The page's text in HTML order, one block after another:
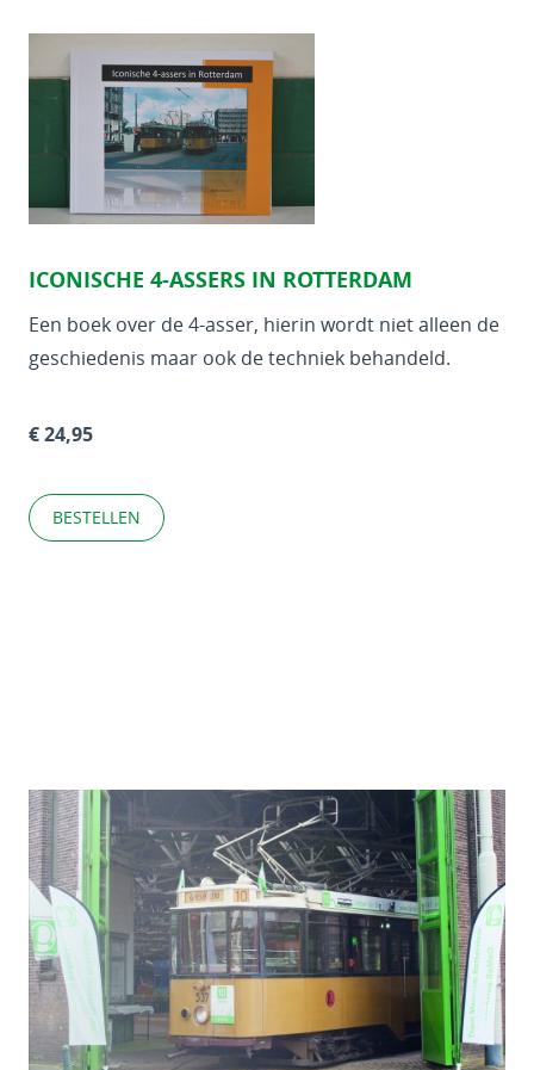
ICONISCHE 4-ASSERS IN ROTTERDAM
Een boek over de 4-asser, hierin wordt niet alleen de
geschiedenis maar ook de techniek behandeld.
€ 24,95
BESTELLEN